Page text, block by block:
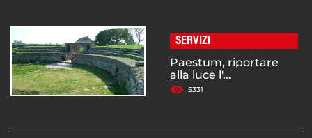
SERVIZI
Paestum, riportare
alla luce l'...
5331